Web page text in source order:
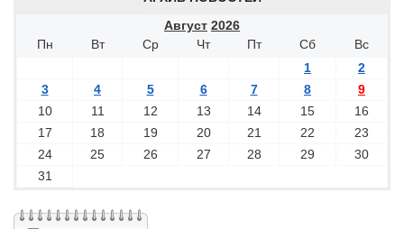
Август 2026
Пн
Вт Ср Чт Пт Сб
Вс
1
2
3
4 5 6 7 8
9
10
11 12 13 14 15
16
17
18 19 20 21 22
23
24
25 26 27 28 29
30
31